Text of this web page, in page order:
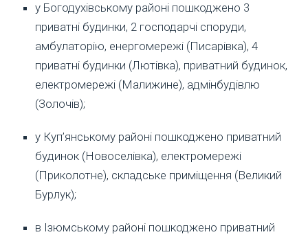
у Богодухівському районі пошкоджено 3
приватні будинки, 2 господарчі споруди,
амбулаторію, енергомережі (Писарівка), 4
приватні будинки (Лютівка), приватний будинок,
електромережі (Малижине), адмінбудівлю
(Золочів);
у Куп’янському районі пошкоджено приватний
будинок (Новоселівка), електромережі
(Приколотне), складське приміщення (Великий
Бурлук);
в Ізюмському районі пошкоджено приватний